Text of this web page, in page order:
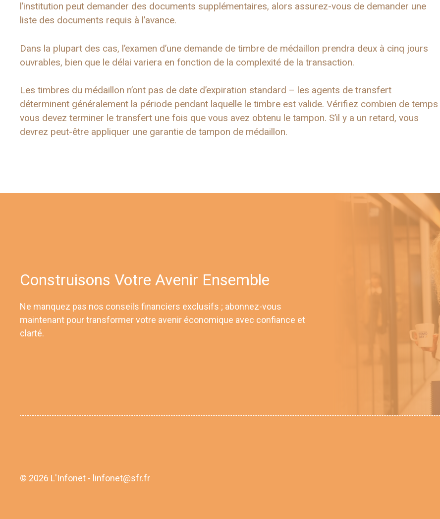
l’institution peut demander des documents supplémentaires, alors assurez-vous de demander une
liste des documents requis à l’avance.
Dans la plupart des cas, l’examen d’une demande de timbre de médaillon prendra deux à cinq jours
ouvrables, bien que le délai variera en fonction de la complexité de la transaction.
Les timbres du médaillon n’ont pas de date d’expiration standard – les agents de transfert
déterminent généralement la période pendant laquelle le timbre est valide. Vérifiez combien de temps
vous devez terminer le transfert une fois que vous avez obtenu le tampon. S’il y a un retard, vous
devrez peut-être appliquer une garantie de tampon de médaillon.
Construisons Votre Avenir Ensemble
Ne manquez pas nos conseils financiers exclusifs ; abonnez-vous
maintenant pour transformer votre avenir économique avec confiance et
clarté.
© 2026 L'Infonet - linfonet@sfr.fr